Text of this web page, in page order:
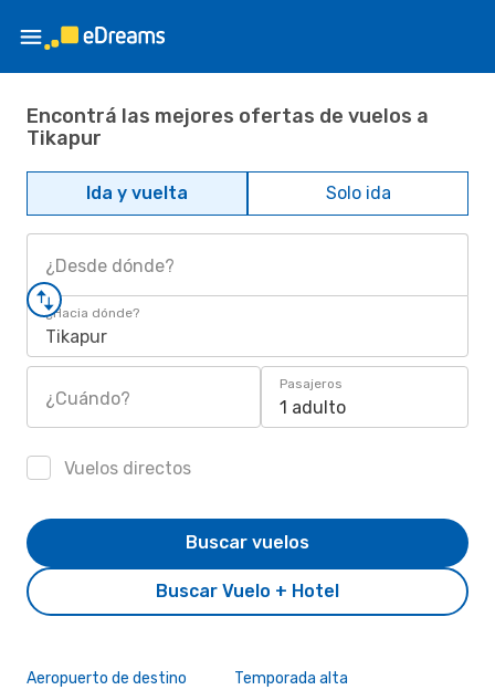
Encontrá las mejores ofertas de vuelos a
Tikapur
Ida y vuelta Solo ida
¿Desde dónde?
¿Hacia dónde?
Tikapur
¿Cuándo?
Pasajeros
1 adulto
Vuelos directos
Buscar Vuelo + Hotel
Buscar vuelos
Aeropuerto de destino Temporada alta